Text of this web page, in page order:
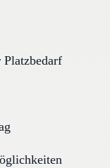
Platzbedarf